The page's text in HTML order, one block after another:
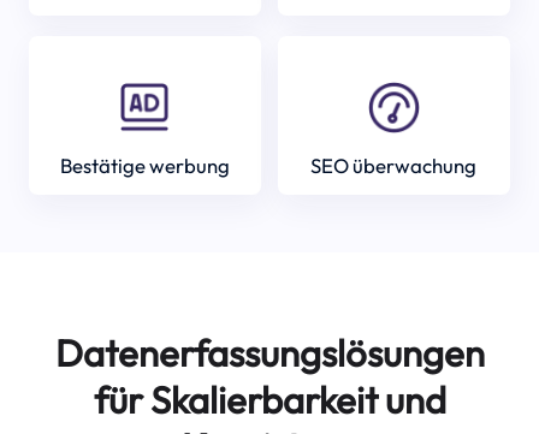
Bestätige werbung SEO überwachung
Datenerfassungslösungen
für Skalierbarkeit und